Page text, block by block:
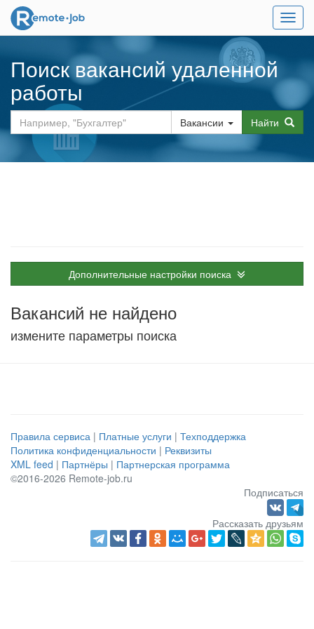
Меню
Поиск вакансий удаленной
работы
Вакансии Найти
Дополнительные настройки поиска
Вакансий не найдено
измените параметры поиска
Правила сервиса | Платные услуги | Техподдержка
Политика конфиденциальности | Реквизиты
XML feed | Партнёры | Партнерская программа
©2016-2026 Remote-job.ru
Подписаться
Рассказать друзьям